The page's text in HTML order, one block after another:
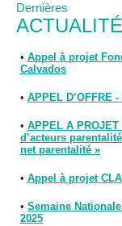
Dernières
• Appel à projet
Calvados
• APPEL D’OFFRE
• APPEL A
d’acteurs
net parentalité »
• Appel à projet
• Semaine
2025